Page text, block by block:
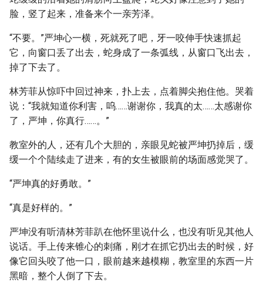
脸，竖了起来，准备来个一亲芳泽。
“不要。”严坤心一横，死就死了吧，牙一咬伸手快速抓起
它，向窗口丢了出去，蛇身成了一条弧线，从窗口飞出去，
掉了下去了。
林芳菲从惊吓中回过神来，扑上去，点着脚尖抱住他。哭着
说：“我就知道你利害，呜……谢谢你，我真的太……太感谢你
了，严坤，你真行……。”
教室外的人，还有几个大胆的，亲眼见蛇被严坤扔掉后，缓
缓一个个陆续走了进来，有的女生被眼前的场面感觉哭了。
“严坤真的好勇敢。”
“真是好样的。”
严坤没有听清林芳菲趴在他怀里说什么，也没有听见其他人
说话。手上传来锥心的刺痛，刚才在抓它扔出去的时候，好
像它回头咬了他一口，眼前越来越模糊，教室里的东西一片
黑暗，整个人倒了下去。